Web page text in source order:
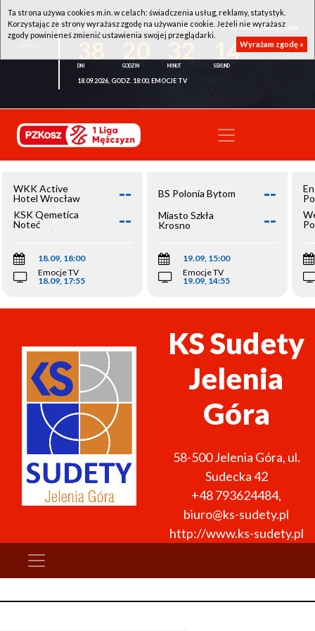
WKK ACTIVE HOTEL WROCŁAW - KSK QEMETICA NOTEĆ INOWROCŁAW
14
18.09.2026, GODZ. 18:00, EMOCJE TV
WKK Active
Hotel Wrocław
--
KSK Qemetica
Noteć
Inowrocław
--
18.09, 18:00
Emocje TV
18.09, 17:55
BS Polonia Bytom --
Miasto Szkła
Krosno
--
19.09, 15:00
Emocje TV
19.09, 14:55
KS Sudety
Jelenia
Góra
58-500 Jelenia Góra, ul.
Sudecka 42
+48 793624484,
biuro@ks-sudety.pl
http://www.ks-sudety.pl
Ta strona używa cookies m.in. w celach: świadczenia usług, reklamy, statystyk.
Korzystając ze strony wyrażasz zgodę na używanie cookie. Jeżeli nie wyrażasz
zgody powinieneś zmienić ustawienia swojej przeglądarki.
Wyrażam zgodę »